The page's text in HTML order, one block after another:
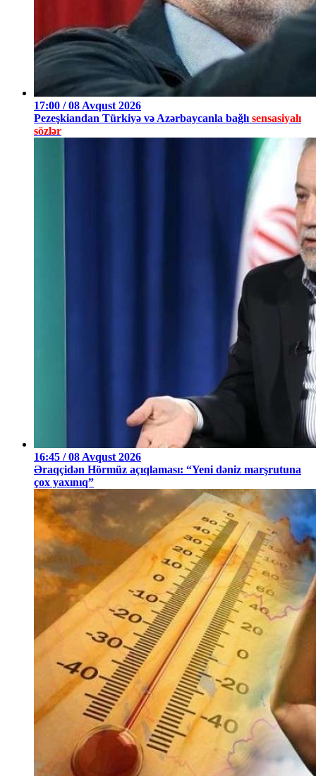
17:00 / 08 Avqust 2026
Pezeşkiandan Türkiyə və Azərbaycanla bağlı sensasiyalı
sözlər
16:45 / 08 Avqust 2026
Əraqçidən Hörmüz açıqlaması: “Yeni dəniz marşrutuna
çox yaxınıq”